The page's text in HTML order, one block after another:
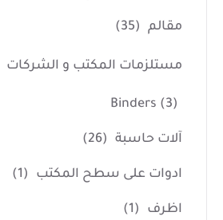
مقالم (35)
مستلزمات المكتب و الشركات
Binders (3)
آلات حاسبة (26)
ادوات على سطح المكتب (1)
اظرف (1)